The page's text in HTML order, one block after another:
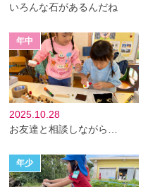
いろんな石があるんだね
2025.10.28
お友達と相談しながら…